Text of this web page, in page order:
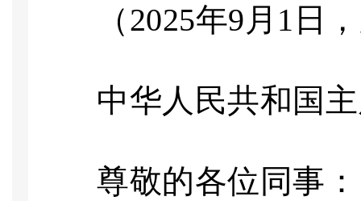
（2025年9月1日
中华人民共和国
尊敬的各位同事：